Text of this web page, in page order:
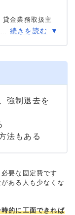
金業務取扱主
第F241000177
域における情報
本以上。ロ
し、専門知識
続きを読む
強制退去を
法もある
要な固定費です
ある人も少なくな
的に工面できれば